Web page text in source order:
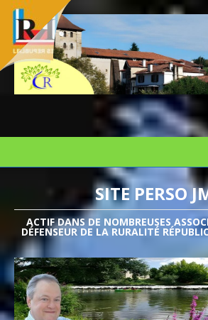
SITE PERSO
ACTIF DANS DE NOMBREUSES
DÉFENSEUR DE LA RURALITÉ